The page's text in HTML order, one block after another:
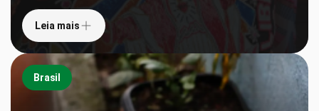
Leia mais
Brasil